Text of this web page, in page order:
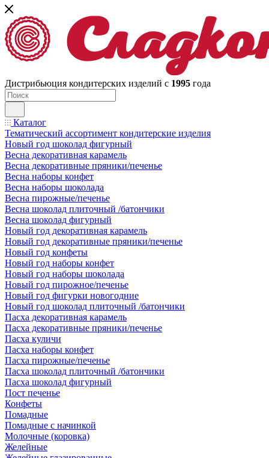
Дистрибьюция кондитерских изделий с 1995 года
Каталог
Тематический ассортимент кондитерские изделия
Новый год шоколад фигурный
Весна декоративная карамель
Весна декоративные пряники/печенье
Весна наборы конфет
Весна наборы шоколада
Весна пирожные/печенье
Весна шоколад плиточный /батончики
Весна шоколад фигурный
Новый год декоративная карамель
Новый год декоративные пряники/печенье
Новый год конфеты
Новый год наборы конфет
Новый год наборы шоколада
Новый год пирожное/печенье
Новый год фигурки новогодние
Новый год шоколад плиточный /батончики
Пасха декоративная карамель
Пасха декоративные пряники/печенье
Пасха куличи
Пасха наборы конфет
Пасха пирожные/печенье
Пасха шоколад плиточный /батончики
Пасха шоколад фигурный
Пост печенье
Конфеты
Помадные
Помадные с начинкой
Молочные (коровка)
Желейные